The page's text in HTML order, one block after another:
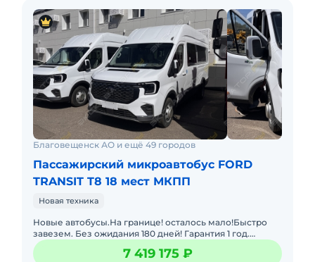
Благовещенск АО и ещё 49 городов
Пассажирский микроавтобус FORD
TRANSIT T8 18 мест МКПП
Новая техника
Новые автобусы.На границе! осталось мало!Быстро
завезем. Без ожидания 180 дней! Гарантия 1 год.
Лизинг. Цена с НДС и коммерческим утилем.
Звоните,пишите! Длина7 419 175 ₽